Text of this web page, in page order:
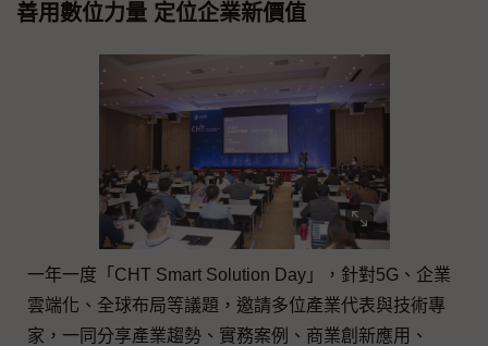
善用數位力量 定位企業新價值
一年一度「CHT Smart Solution Day」，針對5G、企業
雲端化、全球布局等議題，邀請多位產業代表與技術專
家，一同分享產業趨勢、實務案例、商業創新應用、